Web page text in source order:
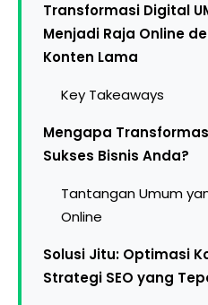
Transformasi Digital
Menjadi Raja Online
Konten Lama
Key Takeaways
Mengapa
Sukses Bisnis Anda?
Tantangan Umum
Online
Solusi Jitu: Optimasi
Strategi SEO yang